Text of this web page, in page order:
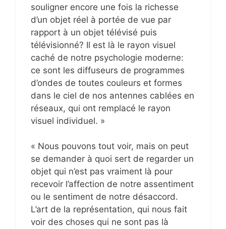
souligner encore une fois la richesse
d’un objet réel à portée de vue par
rapport à un objet télévisé puis
télévisionné? Il est là le rayon visuel
caché de notre psychologie moderne:
ce sont les diffuseurs de programmes
d’ondes de toutes couleurs et formes
dans le ciel de nos antennes cablées en
réseaux, qui ont remplacé le rayon
visuel individuel. »
« Nous pouvons tout voir, mais on peut
se demander à quoi sert de regarder un
objet qui n’est pas vraiment là pour
recevoir l’affection de notre assentiment
ou le sentiment de notre désaccord.
L’art de la représentation, qui nous fait
voir des choses qui ne sont pas là